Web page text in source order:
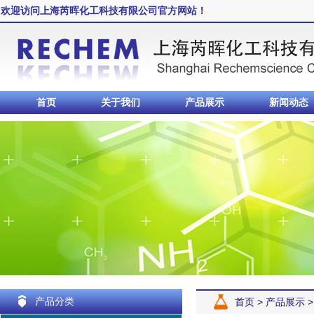
欢迎访问上海芮晖化工科技有限公司官方网站！
首页 关于我们 产品展示 新闻动态
产品分类 首页 > 产品展示